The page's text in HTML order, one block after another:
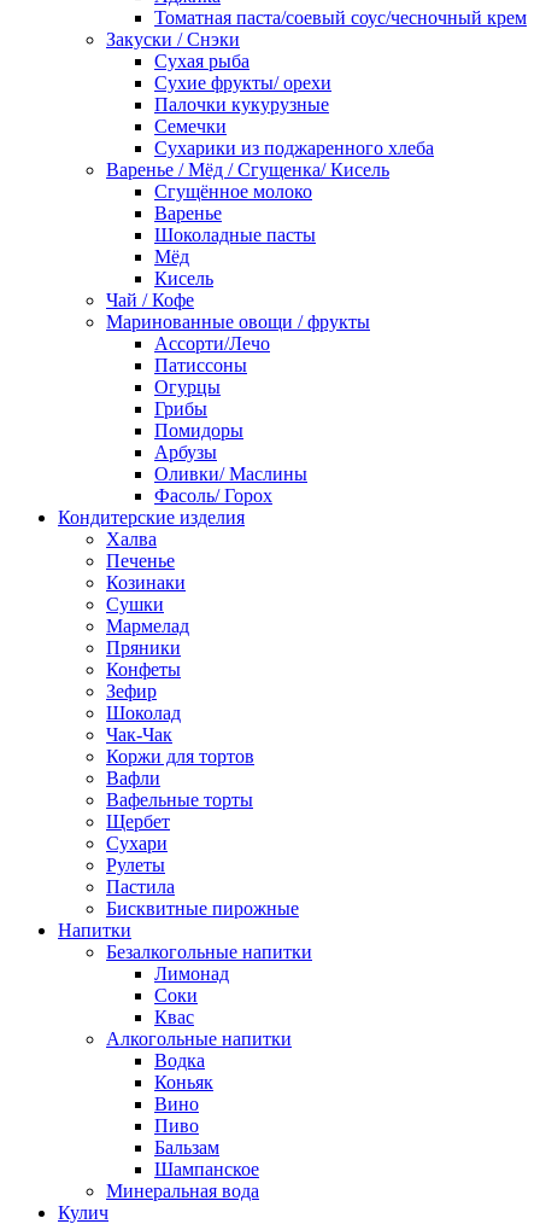
Томатная паста/соевый соус/чесночный крем
Закуски / Снэки
Сухая рыба
Сухие фрукты/ орехи
Палочки кукурузные
Семечки
Сухарики из поджаренного хлеба
Варенье / Мёд / Сгущенка/ Кисель
Сгущённое молоко
Варенье
Шоколадные пасты
Мёд
Кисель
Чай / Кофе
Маринованные овощи / фрукты
Ассорти/Лечо
Патиссоны
Огурцы
Грибы
Помидоры
Арбузы
Оливки/ Маслины
Фасоль/ Горох
Кондитерские изделия
Халва
Печенье
Козинаки
Сушки
Мармелад
Пряники
Конфеты
Зефир
Шоколад
Чак-Чак
Коржи для тортов
Вафли
Вафельные торты
Щербет
Сухари
Рулеты
Пастила
Бисквитные пирожные
Напитки
Безалкогольные напитки
Лимонад
Соки
Квас
Алкогольные напитки
Водка
Коньяк
Вино
Пиво
Бальзам
Шампанское
Минеральная вода
Кулич